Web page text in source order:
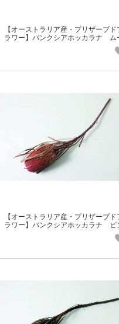
【オーストラリア産・プリザーブド
ラワー】バンクシアホッカラナ ム
【オーストラリア産・プリザーブド
ラワー】バンクシアホッカラナ ピ